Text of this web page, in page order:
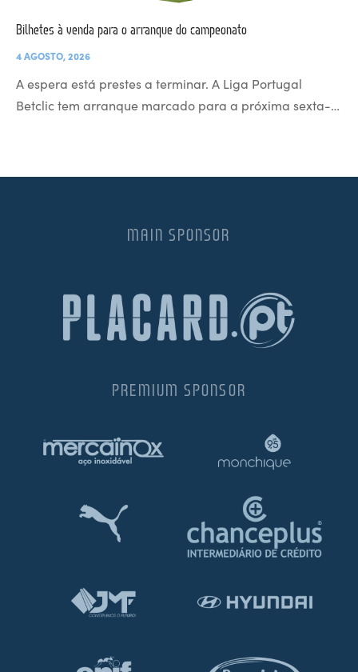
Bilhetes à venda para o arranque do campeonato
4 AGOSTO, 2026
A espera está prestes a terminar. A Liga Portugal
Betclic tem arranque marcado para a próxima sexta-…
MAIN SPONSOR
PREMIUM SPONSOR